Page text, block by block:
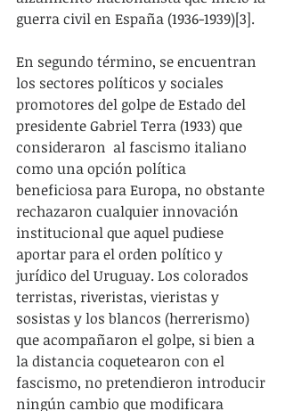
guerra civil en España (1936-1939)[3].
En segundo término, se encuentran
los sectores políticos y sociales
promotores del golpe de Estado del
presidente Gabriel Terra (1933) que
consideraron  al fascismo italiano
como una opción política
beneficiosa para Europa, no obstante
rechazaron cualquier innovación
institucional que aquel pudiese
aportar para el orden político y
jurídico del Uruguay. Los colorados
terristas, riveristas, vieristas y
sosistas y los blancos (herrerismo)
que acompañaron el golpe, si bien a
la distancia coquetearon con el
fascismo, no pretendieron introducir
ningún cambio que modificara